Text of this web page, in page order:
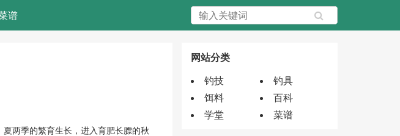
谱
两季的繁育生长，进入育肥长膘的秋
网站分类
钓技
钓具
饵料
百科
学堂
菜谱